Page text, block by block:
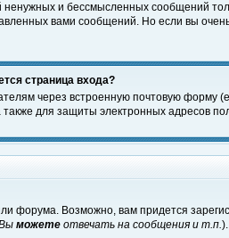
и бессмысленных сообщений
вами сообщений. Но если вы
страница входа?
через встроенную почтовую
для защиты электронных адресов
форума. Возможно, вам придется
можете отвечать на сообщения и т.п.).